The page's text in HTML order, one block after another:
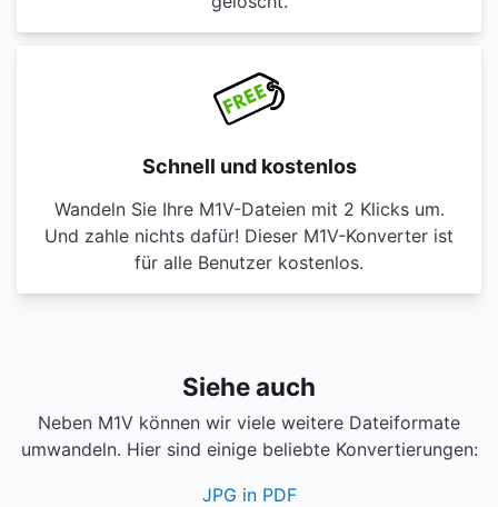
Schnell und kostenlos
Wandeln Sie Ihre M1V-Dateien mit 2 Klicks um.
Und zahle nichts dafür! Dieser M1V-Konverter ist
für alle Benutzer kostenlos.
Siehe auch
Neben M1V können wir viele weitere Dateiformate
umwandeln. Hier sind einige beliebte Konvertierungen:
JPG in PDF